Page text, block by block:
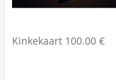
Kinkekaart 100.00 €